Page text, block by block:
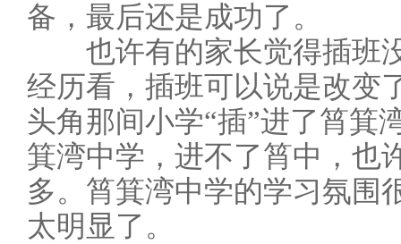
备，最后还是成功了。
也许有的家长觉得插班
经历看，插班可以说是改变
头角那间小学“插”进了筲箕
箕湾中学，进不了筲中，也
多。筲箕湾中学的学习氛围
太明显了。